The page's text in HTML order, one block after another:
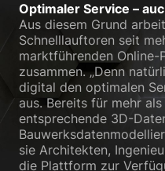
Optimaler Service –
Aus diesem Grund
Schnelllauftoren seit
marktführenden
zusammen. „Denn
digital den optimalen
aus. Bereits für mehr
entsprechende 3D-
sie Architekten,
die Plattform zur